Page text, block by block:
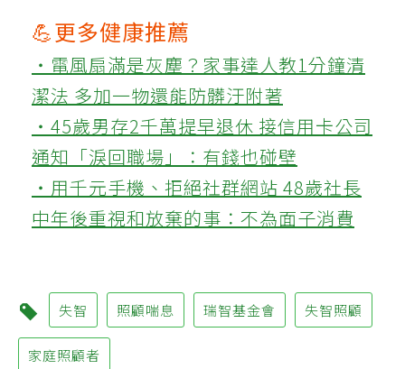
💪更多健康推薦
‧電風扇滿是灰塵？家事達人教1分鐘清
潔法 多加一物還能防髒汙附著
‧45歲男存2千萬提早退休 接信用卡公司
通知「淚回職場」：有錢也碰壁
‧用千元手機、拒絕社群網站 48歲社長
中年後重視和放棄的事：不為面子消費
失智 照顧喘息 瑞智基金會 失智照顧
家庭照顧者